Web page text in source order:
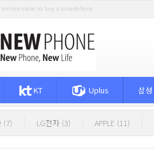
online store to buy a smartphone
KT Uplus 삼성
(7) LG전자 (3) APPLE (11)